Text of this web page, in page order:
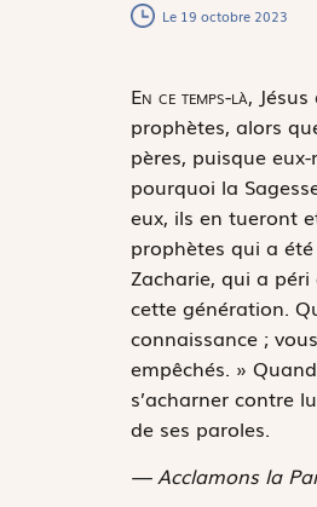
Le 19 octobre 2023
En ce temps-là,
prophètes, alors
pères, puisque
pourquoi la
eux, ils en tueront
prophètes qui a
Zacharie, qui a
cette génération.
connaissance ;
empêchés. »
s’acharner contre
de ses paroles.
— Acclamons la